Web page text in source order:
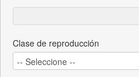
Clase de reproducción